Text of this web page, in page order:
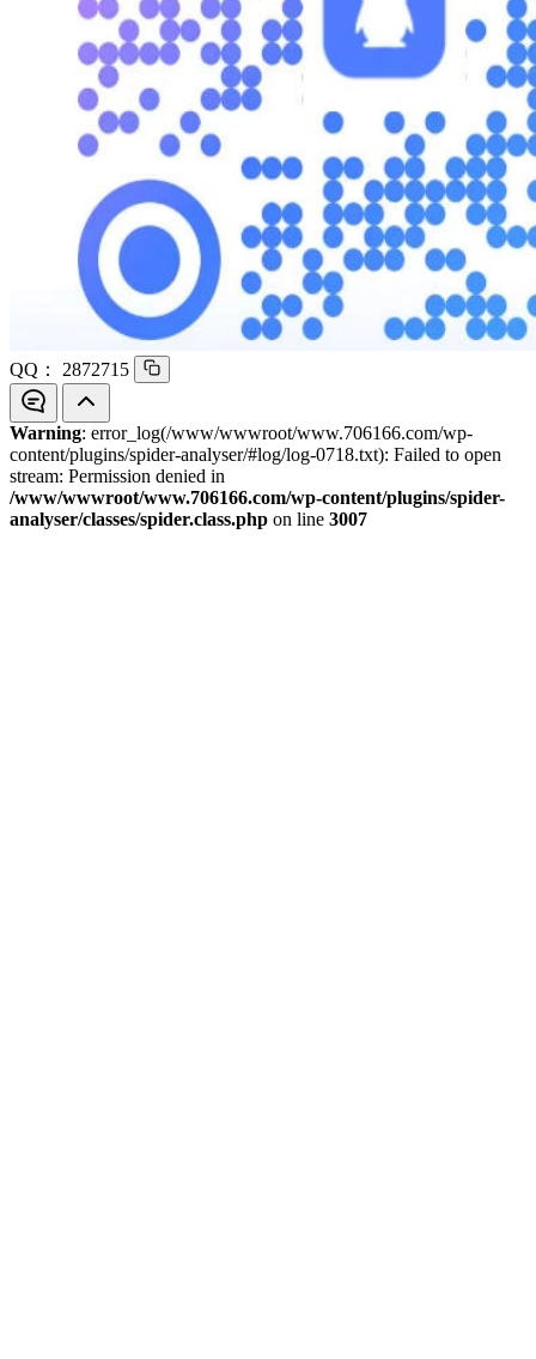
QQ： 2872715
Warning: error_log(/www/wwwroot/www.706166.com/wp-
content/plugins/spider-analyser/#log/log-0718.txt): Failed to open
stream: Permission denied in
/www/wwwroot/www.706166.com/wp-content/plugins/spider-
analyser/classes/spider.class.php on line 3007